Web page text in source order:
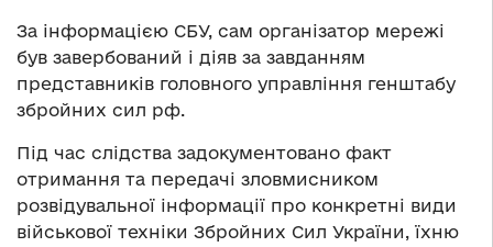
За інформацією СБУ, сам організатор мережі
був завербований і діяв за завданням
представників головного управління генштабу
збройних сил рф.
Під час слідства задокументовано факт
отримання та передачі зловмисником
розвідувальної інформації про конкретні види
військової техніки Збройних Сил України, їхню